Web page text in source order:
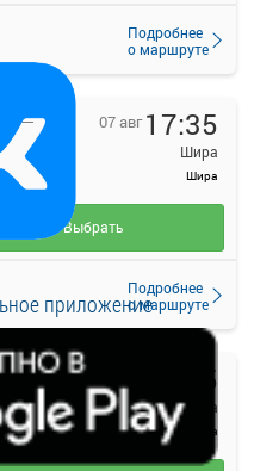
Подробнее
о маршруте
07 авг 17:35
Шира
Шира
Подробнее
о маршруте
Выбрать
18:05
Шира
Шира
приложение